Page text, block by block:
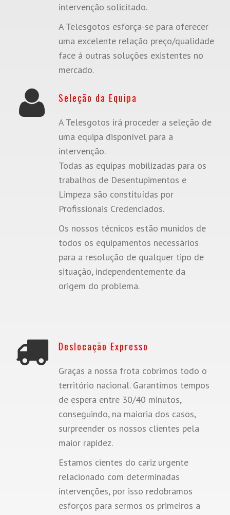
intervenção solicitado.
A Telesgotos esforça-se para oferecer
uma excelente relação preço/qualidade
face á outras soluções existentes no
mercado.
Seleção da Equipa
A Telesgotos irá proceder a seleção de
uma equipa disponível para a
intervenção.
Todas as equipas mobilizadas para os
trabalhos de Desentupimentos e
Limpeza são constituídas por
Profissionais Credenciados.
Os nossos técnicos estão munidos de
todos os equipamentos necessários
para a resolução de qualquer tipo de
situação, independentemente da
origem do problema.
Deslocação Expresso
Graças a nossa frota cobrimos todo o
território nacional. Garantimos tempos
de espera entre 30/40 minutos,
conseguindo, na maioria dos casos,
surpreender os nossos clientes pela
maior rapidez.
Estamos cientes do cariz urgente
relacionado com determinadas
intervenções, por isso redobramos
esforços para sermos os primeiros a